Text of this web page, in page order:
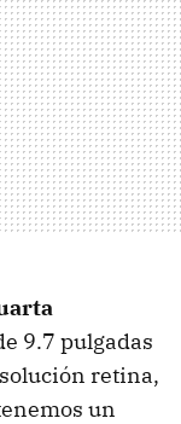
9.7 pulgadas
retina,
un